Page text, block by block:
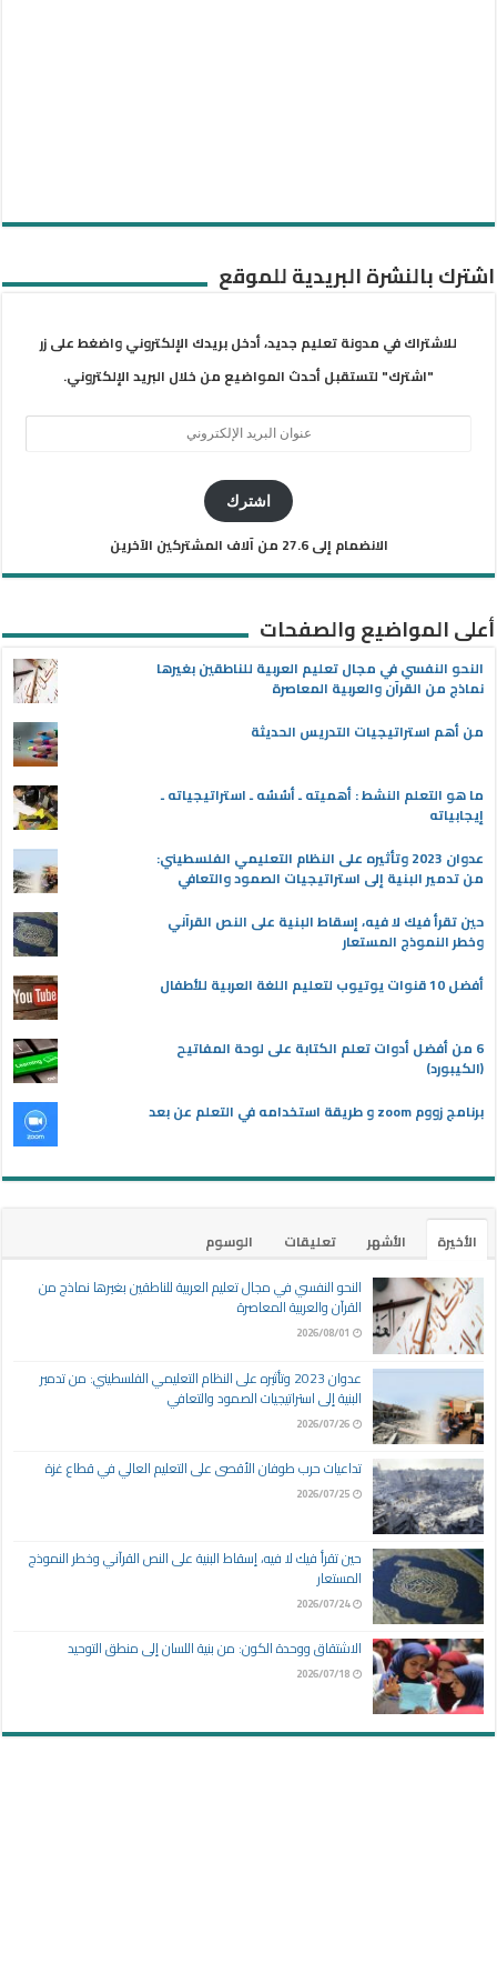
اشترك بالنشرة البريدية للموقع
للاشتراك في مدونة تعليم جديد، أدخل بريدك الإلكتروني واضغط على زر
"اشترك" لتستقبل أحدث المواضيع من خلال البريد الإلكتروني.
اشترك
الانضمام إلى 27.6 من آلاف المشتركين الآخرين
أعلى المواضيع والصفحات
النحو النفسي في مجال تعليم العربية للناطقين بغيرها
نماذج من القرآن والعربية المعاصرة
من أهم استراتيجيات التدريس الحديثة
ما هو التعلم النشط : أهميته ـ أسُسُه ـ استراتيجياته ـ
إيجابياته
عدوان 2023 وتأثيره على النظام التعليمي الفلسطيني:
من تدمير البنية إلى استراتيجيات الصمود والتعافي
حين تقرأ فيك لا فيه، إسقاط البنية على النص القرآني
وخطر النموذج المستعار
أفضل 10 قنوات يوتيوب لتعليم اللغة العربية للأطفال
6 من أفضل أدوات تعلم الكتابة على لوحة المفاتيح
(الكيبورد)
برنامج زووم zoom و طريقة استخدامه في التعلم عن بعد
الأخيرة الأشهر تعليقات
الوسوم
النحو النفسي في مجال تعليم العربية للناطقين بغيرها نماذج من
القرآن والعربية المعاصرة
2026/08/01
عدوان 2023 وتأثيره على النظام التعليمي الفلسطيني: من تدمير
البنية إلى استراتيجيات الصمود والتعافي
2026/07/26
تداعيات حرب طوفان الأقصى على التعليم العالي في قطاع غزة
2026/07/25
حين تقرأ فيك لا فيه، إسقاط البنية على النص القرآني وخطر النموذج
المستعار
2026/07/24
الاشتقاق ووحدة الكون: من بنية اللسان إلى منطق التوحيد
2026/07/18